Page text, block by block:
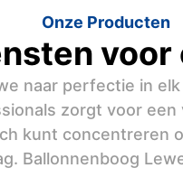
Onze Producten
naar perfectie in
zorgt voor
kunt concentreren
Ballonnenboog